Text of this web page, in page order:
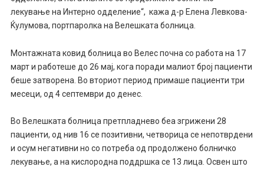
лекување на Интерно одделение“, кажа д-р Елена Левкова-
Ќулумова, портпаролка на Велешката болница.
Монтажната ковид болница во Велес почна со работа на 17
март и работеше до 26 мај, кога поради малиот број пациенти
беше затворена. Во вториот период примаше пациенти три
месеци, од 4 септември до денес.
Во Велешката болница претпладнево беа згрижени 28
пациенти, од нив 16 се позитивни, четворица се непотврдени
и осум негативни но со потреба од продолжено болничко
лекување, а на кислородна поддршка се 13 лица. Освен што